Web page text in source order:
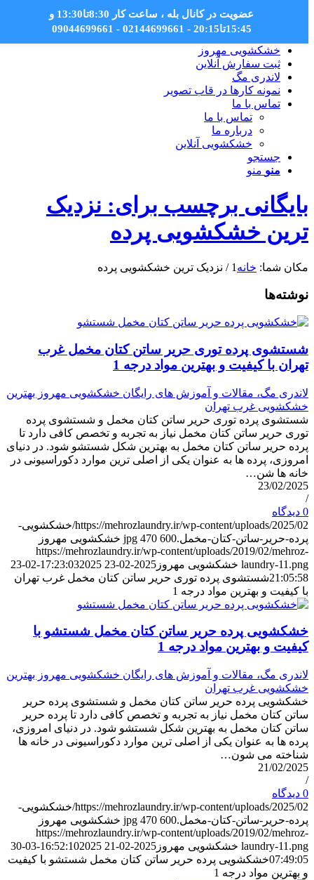
خشکشویی مهروز
ثبت سفارش آنلاین
لاندری مگ
نمونه کارها در قاب تصویر
تماس با ما
تماس با ما
درباره ما
خشکشویی آنلاین
جستجو
منو منو
بایگانی برچسب برای: نزدیک
ترین خشکشویی پرده
مکان شما: خانه 1
/ نزدیک ترین خشکشویی پرده
نوشته‌ها
شستشوی پرده توری حریر ساتن کتان مخمل غرب
تهران با کیفیت و بهترین مواد درجه 1
لاندری مگ، مقالات و آموزش های رایگان خشکشویی مهروز بهترین
خشکشویی غرب تهران
شستشوی پرده توری حریر ساتن کتان مخمل و شستشوی پرده
توری حریر ساتن کتان مخمل نیاز به تجربه و تخصص کافی دارد تا
پرده حریر ساتن کتان مخمل به بهترین شکل شستشو شود. در دنیای
امروزی، پرده ها به عنوان یکی از اصلی ترین موارد دکوراسیونی در
خانه ها شن…
23/02/2025
/
0 دیدگاه
https://mehrozlaundry.ir/wp-content/uploads/2025/02/خشکشویی-
پرده-حریر-ساتن-کتان-مخمل.jpg
470 600
خشکشویی مهروز
https://mehrozlaundry.ir/wp-content/uploads/2019/02/mehroz-
laundry-11.png خشکشویی مهروز 2025-02-23 17:23:03
2025-02-23
21:05:58شستشوی پرده توری حریر ساتن کتان مخمل غرب تهران
با کیفیت و بهترین مواد درجه 1
خشکشویی پرده حریر ساتن کتان مخمل شستشو با
کیفیت و بهترین مواد درجه 1
لاندری مگ، مقالات و آموزش های رایگان خشکشویی مهروز بهترین
خشکشویی غرب تهران
خشکشویی پرده حریر ساتن کتان مخمل و شستشوی پرده حریر
ساتن کتان مخمل نیاز به تجربه و تخصص کافی دارد تا پرده حریر
ساتن کتان مخمل به بهترین شکل شستشو شود. در دنیای امروزی،
پرده ها به عنوان یکی از اصلی ترین موارد دکوراسیونی در خانه ها
شناخته می شون…
21/02/2025
/
0 دیدگاه
https://mehrozlaundry.ir/wp-content/uploads/2025/02/خشکشویی-
پرده-حریر-ساتن-کتان-مخمل.jpg
470 600
خشکشویی مهروز
https://mehrozlaundry.ir/wp-content/uploads/2019/02/mehroz-
laundry-11.png خشکشویی مهروز 2025-02-21 16:52:10
2025-03-30
07:49:05خشکشویی پرده حریر ساتن کتان مخمل شستشو با کیفیت
و بهترین مواد درجه 1
عضویت در کانال بله
، ساعت کار 8:30تا13:30 و
15:45تا20:15 - 02144699661 - 09044699661